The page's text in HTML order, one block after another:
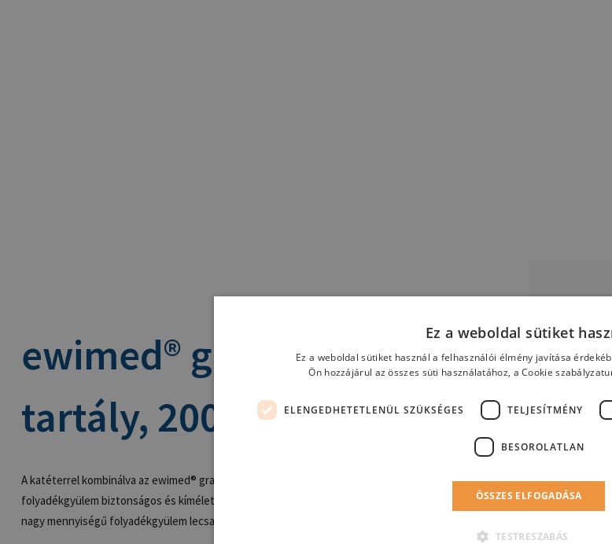
ewimed® gravitációs
tartály, 2000 ml
A katéterrel kombinálva az ewimed® gravitációs tartály biztosítja az ascites és a pleurális
folyadékgyülem biztonságos és kíméletes elvezetését. A tartály űrtartalma 2000 ml, így alkalmas
nagy mennyiségű folyadékgyülem lecsapolására.
cikkszám
Ez a weboldal sütiket
Ez a weboldal sütiket használ a felhasználói élmény javítása
Ön hozzájárul az összes süti használatához, a Cookie
ELENGEDHETETLENÜL SZÜKSÉGES TELJESÍTMÉNY
BESOROLATLAN
ÖSSZES ELFOGADÁSA
TESTRESZABÁS